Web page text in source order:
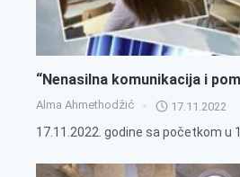
“Nenasilna komunikacija i
Alma Ahmethodžić 17.11.2022
17.11.2022. godine sa početkom u